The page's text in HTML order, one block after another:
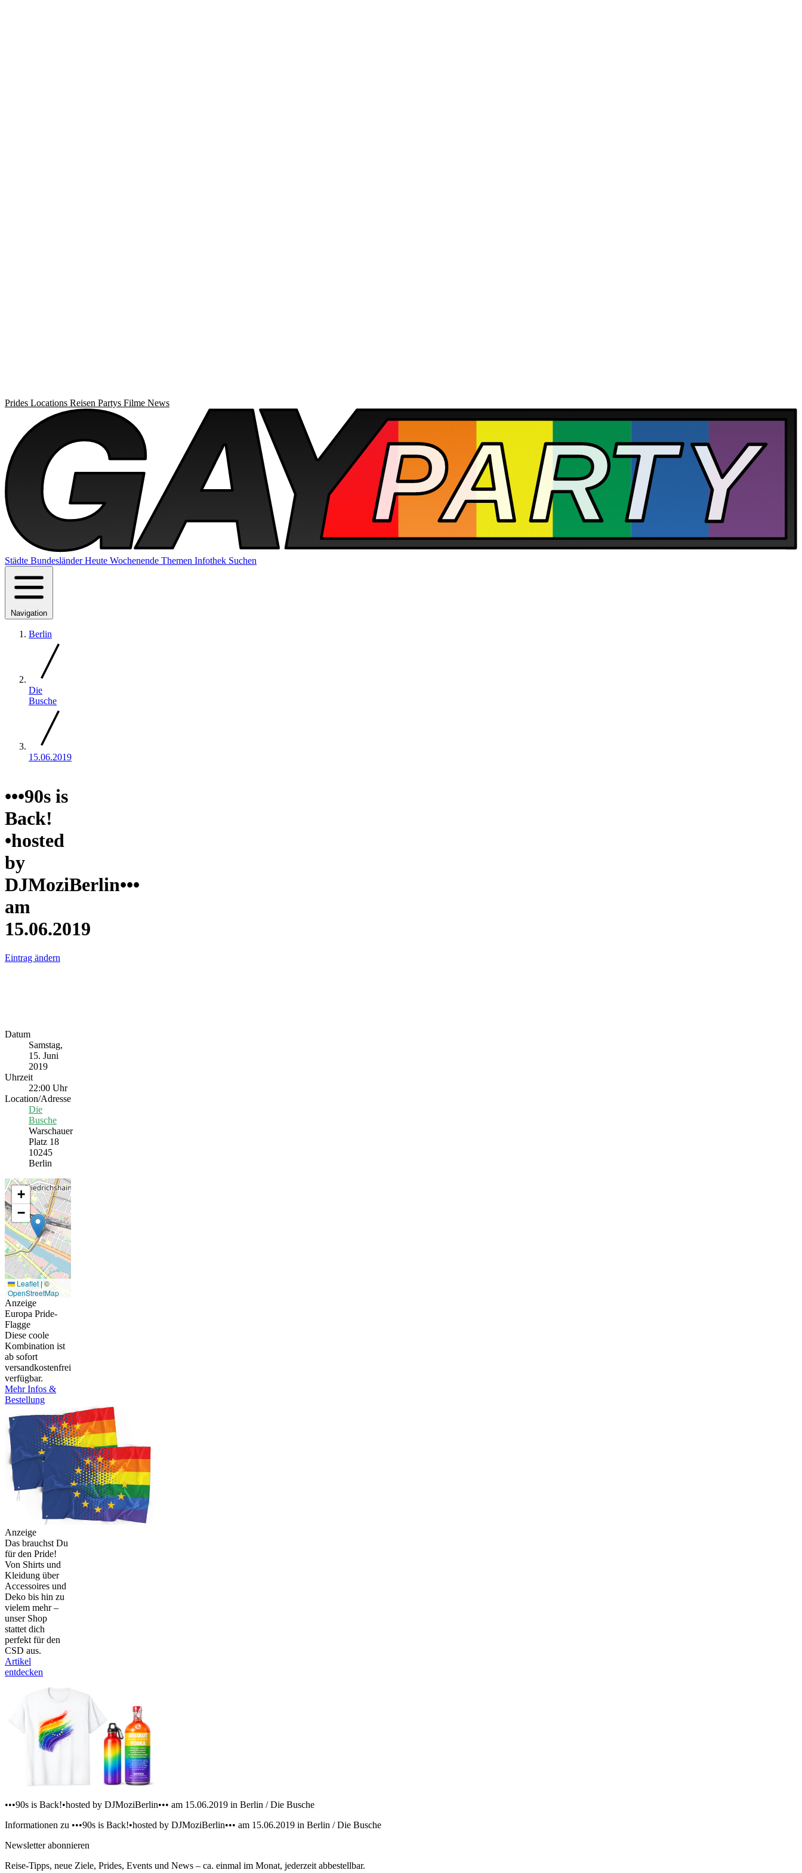
Prides Locations Reisen Partys Filme News
Städte BundesländerHeute Wochenende Themen Infothek Suchen
Navigation
Berlin
Die
Busche
15.06.2019
•••90s is
Back!
•hosted
by
DJMoziBerlin•••
am
15.06.2019
Eintrag ändern
Datum
Samstag,
15. Juni
2019
Uhrzeit
22:00 Uhr
Location/Adresse
Die
Busche
Warschauer
Platz 18
10245
Berlin
+
−
Leaflet |©
OpenStreetMap
Anzeige
Europa Pride-
Flagge
Diese coole
Kombination ist
ab sofort
versandkostenfrei
verfügbar.
Mehr Infos &
Bestellung
Anzeige
Das brauchst Du
für den Pride!
Von Shirts und
Kleidung über
Accessoires und
Deko bis hin zu
vielem mehr –
unser Shop
stattet dich
perfekt für den
CSD aus.
Artikel
entdecken
•••90s is Back!•hosted by DJMoziBerlin••• am 15.06.2019 in Berlin / Die Busche
Informationen zu •••90s is Back!•hosted by DJMoziBerlin••• am 15.06.2019 in Berlin / Die Busche
Newsletter abonnieren
Reise-Tipps, neue Ziele, Prides, Events und News – ca. einmal im Monat, jederzeit abbestellbar.